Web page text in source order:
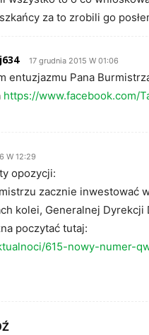
za to zrobili go
17 grudnia 2015 W 01:06
entuzjazmu Pana
https://www.facebook.com/
W 12:29
opozycji:
zacznie inwestować
kolei, Generalnej
poczytać tutaj:
615-nowy-numer-